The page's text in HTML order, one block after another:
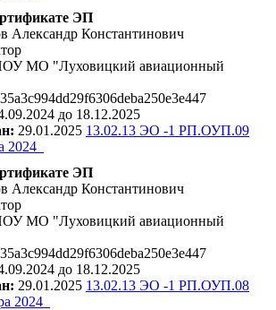
ЭП
Александр Константинович
МО "Луховицкий авиационный
до 18.12.2025
29.01.2025 13.02.13 ЭО -1 РП.ОУП.09
ЭП
Александр Константинович
МО "Луховицкий авиационный
до 18.12.2025
29.01.2025 13.02.13 ЭО -1 РП.ОУП.08
2024_